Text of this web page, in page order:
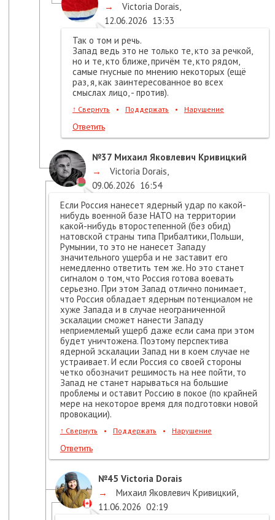
→
Victoria Dorais,
12.06.2026 13:33
Так о том и речь.
Запад ведь это не только те, кто за речкой,
но и те, кто ближе, причём те, кто рядом,
самые гнусные по мнению некоторых (ещё
раз, я, как заинтересованное во всех
смыслах лицо, - против).
↑ Свернуть • Поддержать • Нарушение
Ответить
№37 Михаил Яковлевич Кривицкий
→
Victoria Dorais,
09.06.2026 16:54
Если Россия нанесет ядерный удар по какой-
нибудь военной базе НАТО на территории
какой-нибудь второстепенной (без обид)
натовской страны типа Прибалтики, Польши,
Румынии, то это не нанесет Западу
значительного ущерба и не заставит его
немедленно ответить тем же. Но это станет
сигналом о том, что Россия готова воевать
серьезно. При этом Запад отлично понимает,
что Россия обладает ядерным потенциалом не
хуже Запада и в случае неограниченной
эскалации сможет нанести Западу
неприемлемый ущерб даже если сама при этом
будет уничтожена. Поэтому перспектива
ядерной эскалации Запад ни в коем случае не
устраивает. И если Россия со своей стороны
четко обозначит решимость на нее пойти, то
Запад не станет нарываться на большие
проблемы и оставит Россию в покое (по крайней
мере на некоторое время для подготовки новой
провокации).
↑ Свернуть • Поддержать • Нарушение
Ответить
№45 Victoria Dorais
→
Михаил Яковлевич Кривицкий,
11.06.2026 02:19